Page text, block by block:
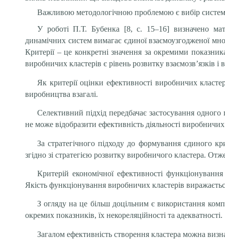
Важливою методологічною проблемою є вибір
У роботі П.Т. Бубенка [8, с. 15–16] визначено
динамічних систем вимагає єдиної взаємоузгодженої
Критерії – це конкретні значення за окремими
виробничих кластерів є рівень розвитку взаємозв’язків
Як критерії оцінки ефективності виробничих
виробництва взагалі.
Селективний підхід передбачає застосування одного
не може відобразити ефективність діяльності
За стратегічного підходу до формування єдиного
згідно зі стратегією розвитку виробничого кластера.
Критерій економічної ефективності
Якість функціонування виробничих кластерів
З огляду на це більш доцільним є використання
окремих показників, їх некореляційності та адекватності.
Загаломефективність створення кластера можна